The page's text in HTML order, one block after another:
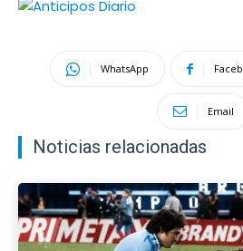
WhatsApp
Email
Noticias relacionadas